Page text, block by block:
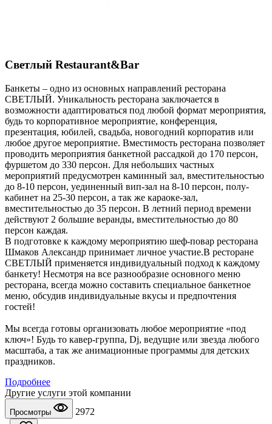
Светлый Restaurant&Bar
Банкеты – одно из основных направлений ресторана
СВЕТЛЫЙ. Уникальность ресторана заключается в
возможности адаптироваться под любой формат мероприятия,
будь то корпоративное мероприятие, конференция,
презентация, юбилей, свадьба, новогодний корпоратив или
любое другое мероприятие. Вместимость ресторана позволяет
проводить мероприятия банкетной рассадкой до 170 персон,
фуршетом до 330 персон. Для небольших частных
мероприятий предусмотрен каминный зал, вместительностью
до 8-10 персон, уединенный вип-зал на 8-10 персон, полу-
кабинет на 25-30 персон, а так же караоке-зал,
вместительностью до 35 персон. В летний период времени
действуют 2 большие веранды, вместительностью до 80
персон каждая.
В подготовке к каждому мероприятию шеф-повар ресторана
Шмаков Александр принимает личное участие.В ресторане
СВЕТЛЫЙ применяется индивидуальный подход к каждому
банкету! Несмотря на все разнообразие основного меню
ресторана, всегда можно составить специальное банкетное
меню, обсудив индивидуальные вкусы и предпочтения
гостей!
Мы всегда готовы организовать любое мероприятие «под
ключ»! Будь то кавер-группа, Dj, ведущие или звезда любого
масштаба, а так же анимационные программы для детских
праздников.
Подробнее
Другие услуги этой компании
Просмотры
2972